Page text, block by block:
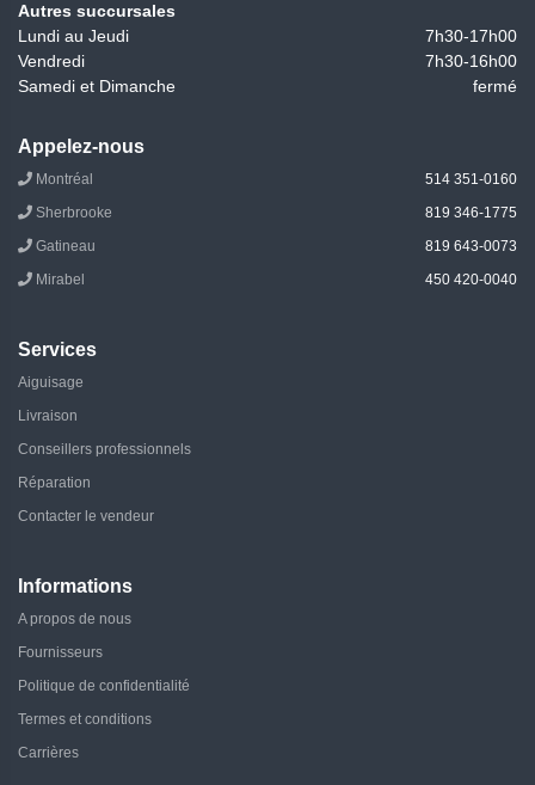
Autres succursales
Lundi au Jeudi
7h30-17h00
Vendredi
7h30-16h00
Samedi et Dimanche
fermé
Appelez-nous
Montréal
514 351-0160
Sherbrooke
819 346-1775
Gatineau
819 643-0073
Mirabel
450 420-0040
Services
Aiguisage
Livraison
Conseillers professionnels
Réparation
Contacter le vendeur
Informations
A propos de nous
Fournisseurs
Politique de confidentialité
Termes et conditions
Carrières